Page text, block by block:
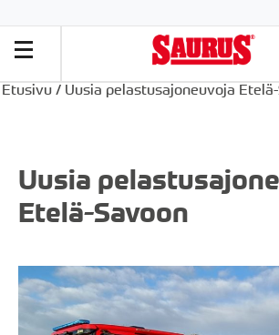
Etusivu / Uusia pelastusajoneuvoja
Uusia
Etelä-Savoon